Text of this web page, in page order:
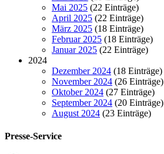
Mai 2025 (22 Einträge)
April 2025 (22 Einträge)
März 2025 (18 Einträge)
Februar 2025 (18 Einträge)
Januar 2025 (22 Einträge)
2024
Dezember 2024 (18 Einträge)
November 2024 (26 Einträge)
Oktober 2024 (27 Einträge)
September 2024 (20 Einträge)
August 2024 (23 Einträge)
Presse-Service